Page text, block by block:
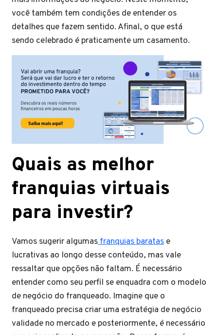
você também tem condições de entender os
detalhes que fazem sentido. Afinal, o que está
sendo celebrado é praticamente um casamento.
Quais as melhor
franquias virtuais
para investir?
Vamos sugerir algumasfranquias baratas e
lucrativas ao longo desse conteúdo, mas vale
ressaltar que opções não faltam. É necessário
entender como seu perfil se enquadra com o modelo
de negócio do franqueado. Imagine que o
franqueado precisa criar uma estratégia de negócio
validade no mercado e posteriormente, é necessário